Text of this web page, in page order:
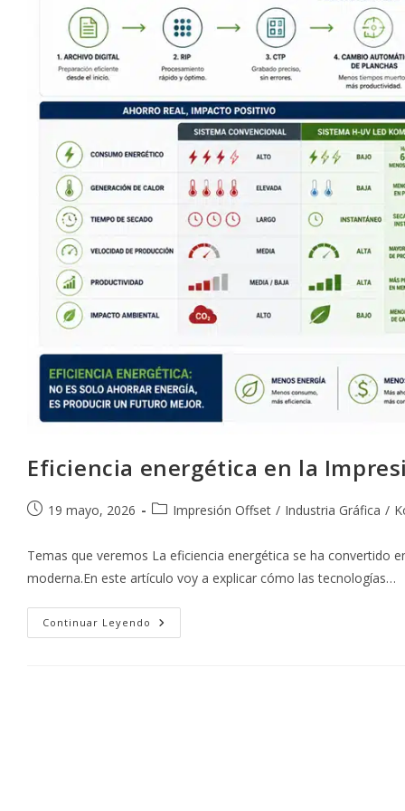
Eficiencia energética en la
Publicación
la
entrada:
19 mayo, 2026
Categoría
la
entrada:
Impresión Offset / Industria Gráfica /
Temas que veremos La eficiencia energética se ha convertido
moderna.En este artículo voy a explicar cómo las tecnologías…
Continuar Leyendo Eficiencia
Energética